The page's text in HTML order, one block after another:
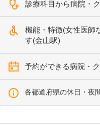
診療科目から病院・
機能・特徴(女性医師
す(金山駅)
予約ができる病院・
各都道府県の休日・夜